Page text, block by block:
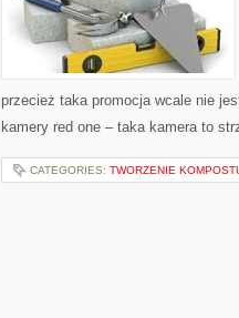
przecież taka promocja wcale nie
kamery red one – taka kamera to
CATEGORIES: TWORZENIE